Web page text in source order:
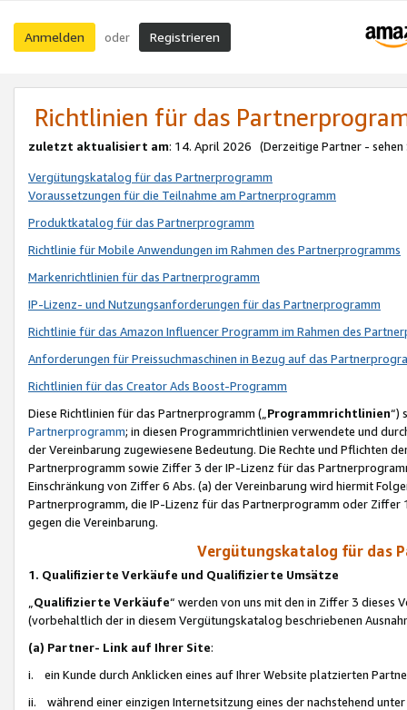
Anmelden oder Registrieren
Richtlinien für das
zuletzt aktualisiert am: 14. April 2026 (Derzeitige Partner - sehen
Vergütungskatalog für das Partnerprogramm
Voraussetzungen für die Teilnahme am Partnerprogramm
Produktkatalog für das Partnerprogramm
Richtlinie für Mobile Anwendungen im Rahmen des Partnerprogramms
Markenrichtlinien für das Partnerprogramm
IP-Lizenz- und Nutzungsanforderungen für das Partnerprogramm
Richtlinie für das Amazon Influencer Programm im Rahmen des
Anforderungen für Preissuchmaschinen in Bezug auf das
Richtlinien für das Creator Ads Boost-Programm
Diese Richtlinien für das Partnerprogramm („Programmrichtlinien“)
Partnerprogramm; in diesen Programmrichtlinien verwendete und
der Vereinbarung zugewiesene Bedeutung. Die Rechte und Pflichten
Partnerprogramm sowie Ziffer 3 der IP-Lizenz für das
Einschränkung von Ziffer 6 Abs. (a) der Vereinbarung wird hiermit
Partnerprogramm, die IP-Lizenz für das Partnerprogramm oder
gegen die Vereinbarung.
Vergütungskatalog für das
1. Qualifizierte Verkäufe und Qualifizierte Umsätze
Qualifizierte Verkäufe“ werden von uns mit den in Ziffer 3
(vorbehaltlich der in diesem Vergütungskatalog beschriebenen
(a) Partner- Link auf Ihrer Site:
i. ein Kunde durch Anklicken eines auf Ihrer Website platzierten
ii. während einer einzigen Internetsitzung eines der nachstehend